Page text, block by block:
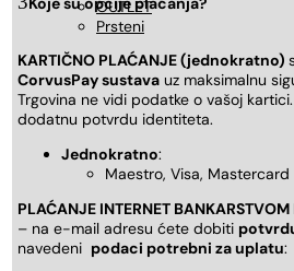
OUTLET
Prsteni
KARTIČNO PLAĆANJE (jednokratno)
CorvusPay sustava uz maksimalnu
Trgovina ne vidi podatke o vašoj
dodatnu potvrdu identiteta.
Jednokratno:
Maestro, Visa,
PLAĆANJE INTERNET
– na e-mail adresu ćete dobiti
navedeni podaci potrebni za uplatu: